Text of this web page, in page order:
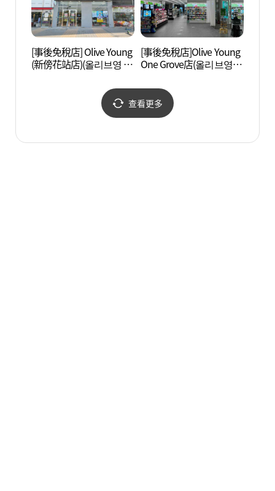
[事後免稅店] Olive Young
(新傍花站店)(올리브영 신
[事後免稅店]Olive Young
One Grove店(올리브영 원
查看更多